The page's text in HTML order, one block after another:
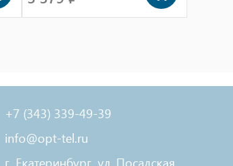
+7 (343) 339-49-39
info@opt-tel.ru
г. Екатеринбург, ул. Посадская